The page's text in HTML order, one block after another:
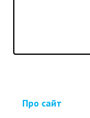
Про сайт